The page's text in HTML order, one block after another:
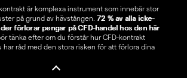
är komplexa instrument som innebär stor
på grund av hävstången. 72 % av alla icke-
förlorar pengar på CFD-handel hos den här
tänka efter om du förstår hur CFD-kontrakt
har råd med den stora risken för att förlora dina